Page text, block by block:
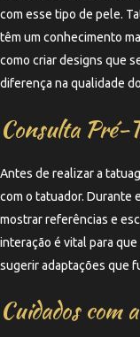
com esse tipo de pele.
têm um conhecimento
como criar designs que
diferença na qualidade
Consulta Pré-
Antes de realizar a
com o tatuador. Durante
mostrar referências e
interação é vital para
sugerir adaptações que
Cuidados com